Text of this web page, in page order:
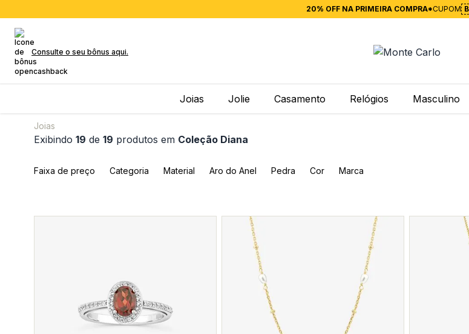
20% OFF NA PRIMEIRA COMPRA*CUPOM
Consulte o seu bônus aqui.
Joias Jolie Casamento Relógios Masculino
Joias
Exibindo 19 de 19 produtos em Coleção Diana
Faixa de preço Categoria Material Aro do Anel Pedra Cor Marca